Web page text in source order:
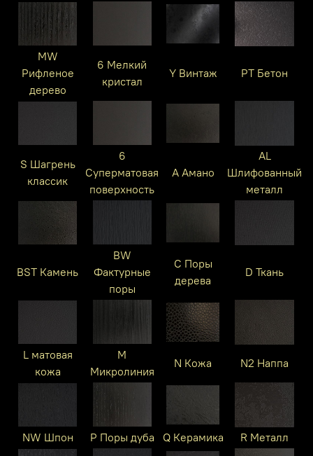
MW
Рифленое
дерево
6 Мелкий
кристал
Y Винтаж PT Бетон
S Шагрень
классик
6
Суперматовая
поверхность
A Амано
AL
Шлифованный
металл
BST Камень
BW
Фактурные
поры
C Поры
дерева
D Ткань
L матовая
кожа
M
Микролиния
N Кожа N2 Наппа
NW Шпон P Поры дуба Q Керамика R Металл